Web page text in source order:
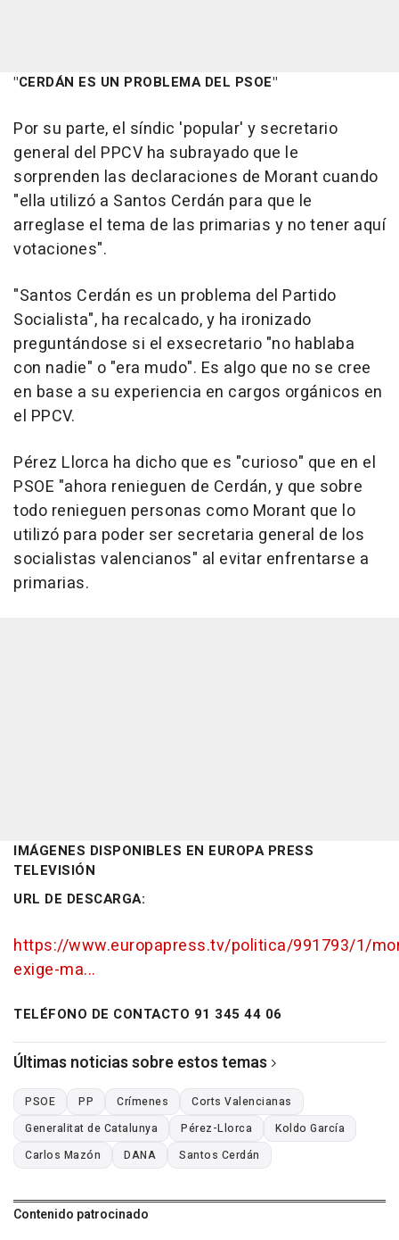
"CERDÁN ES UN PROBLEMA DEL PSOE"
Por su parte, el síndic 'popular' y secretario
general del PPCV ha subrayado que le
sorprenden las declaraciones de Morant cuando
"ella utilizó a Santos Cerdán para que le
arreglase el tema de las primarias y no tener aquí
votaciones".
"Santos Cerdán es un problema del Partido
Socialista", ha recalcado, y ha ironizado
preguntándose si el exsecretario "no hablaba
con nadie" o "era mudo". Es algo que no se cree
en base a su experiencia en cargos orgánicos en
el PPCV.
Pérez Llorca ha dicho que es "curioso" que en el
PSOE "ahora renieguen de Cerdán, y que sobre
todo renieguen personas como Morant que lo
utilizó para poder ser secretaria general de los
socialistas valencianos" al evitar enfrentarse a
primarias.
IMÁGENES DISPONIBLES EN EUROPA PRESS
TELEVISIÓN
URL DE DESCARGA:
https://www.europapress.tv/politica/991793/1/
exige-ma...
TELÉFONO DE CONTACTO 91 345 44 06
Últimas noticias sobre estos temas
PSOE PP Crímenes
Corts Valencianas
Generalitat de Catalunya
Pérez-Llorca
Koldo García
Carlos Mazón
DANA Santos Cerdán
Contenido patrocinado